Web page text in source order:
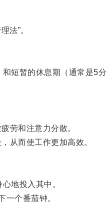
法”。
暂的休息期（通常是5分
劳和注意力分散。
从而使工作更加高效。
地投入其中。
个番茄钟。